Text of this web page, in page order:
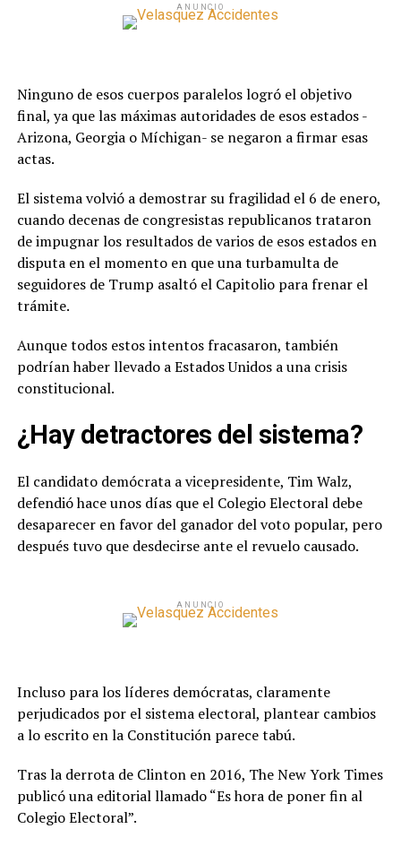
ANUNCIO
Ninguno de esos cuerpos paralelos logró el objetivo
final, ya que las máximas autoridades de esos estados -
Arizona, Georgia o Míchigan- se negaron a firmar esas
actas.
El sistema volvió a demostrar su fragilidad el 6 de enero,
cuando decenas de congresistas republicanos trataron
de impugnar los resultados de varios de esos estados en
disputa en el momento en que una turbamulta de
seguidores de Trump asaltó el Capitolio para frenar el
trámite.
Aunque todos estos intentos fracasaron, también
podrían haber llevado a Estados Unidos a una crisis
constitucional.
¿Hay detractores del sistema?
El candidato demócrata a vicepresidente, Tim Walz,
defendió hace unos días que el Colegio Electoral debe
desaparecer en favor del ganador del voto popular, pero
después tuvo que desdecirse ante el revuelo causado.
ANUNCIO
Incluso para los líderes demócratas, claramente
perjudicados por el sistema electoral, plantear cambios
a lo escrito en la Constitución parece tabú.
Tras la derrota de Clinton en 2016, The New York Times
publicó una editorial llamado “Es hora de poner fin al
Colegio Electoral”.